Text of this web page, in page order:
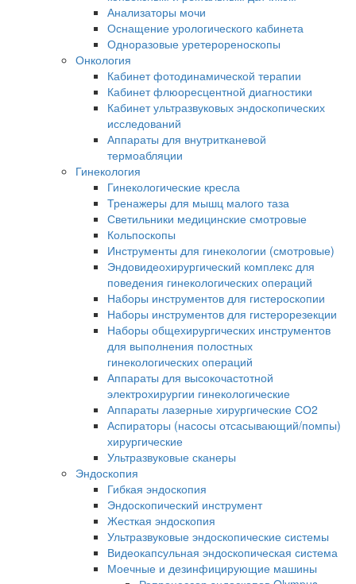
Анализаторы мочи
Оснащение урологического кабинета
Одноразовые уретерореноскопы
Онкология
Кабинет фотодинамической терапии
Кабинет флюоресцентной диагностики
Кабинет ультразвуковых эндоскопических
исследований
Аппараты для внутритканевой
термоабляции
Гинекология
Гинекологические кресла
Тренажеры для мышц малого таза
Светильники медицинские смотровые
Кольпоскопы
Инструменты для гинекологии (смотровые)
Эндовидеохирургический комплекс для
поведения гинекологических операций
Наборы инструментов для гистероскопии
Наборы инструментов для гистерорезекции
Наборы общехирургических инструментов
для выполнения полостных
гинекологических операций
Аппараты для высокочастотной
электрохирургии гинекологические
Аппараты лазерные хирургические СО2
Аспираторы (насосы отсасывающий/помпы)
хирургические
Ультразвуковые сканеры
Эндоскопия
Гибкая эндоскопия
Эндоскопический инструмент
Жесткая эндоскопия
Ультразвуковые эндоскопические системы
Видеокапсульная эндоскопическая система
Моечные и дезинфицирующие машины